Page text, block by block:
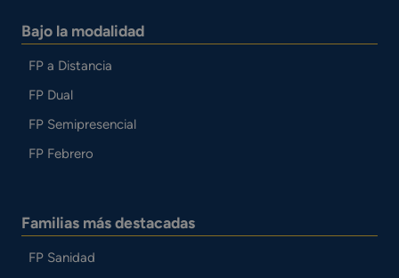
Bajo la modalidad
FP a Distancia
FP Dual
FP Semipresencial
FP Febrero
Familias más destacadas
FP Sanidad